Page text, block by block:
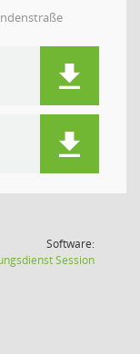
Software:
Session(Wird in